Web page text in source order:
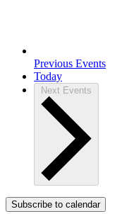
Previous Events
Today
Next Events
Subscribe to calendar